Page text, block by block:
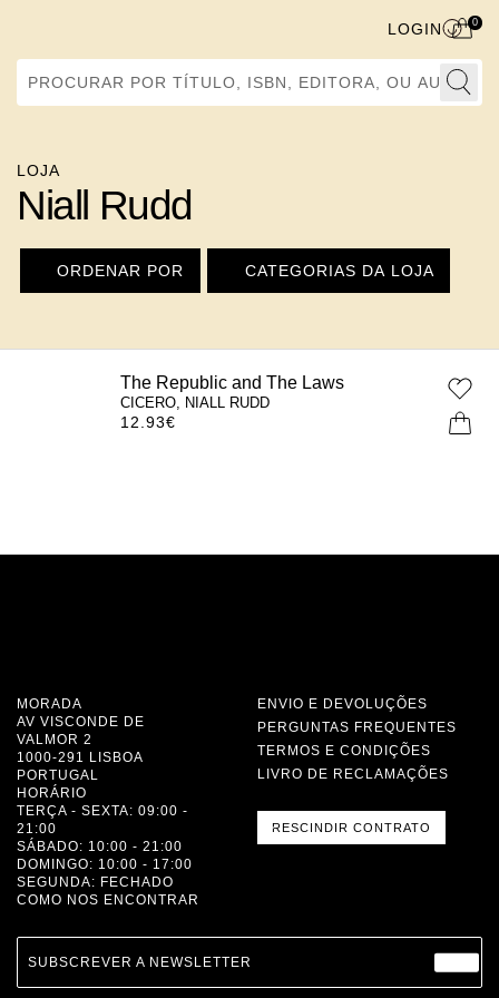
Procurar por Título, ISBN, Editora, ou Autor
LOGIN 0
LOJA
Niall Rudd
ORDENAR POR CATEGORIAS DA LOJA
The Republic and The Laws
CICERO, NIALL RUDD
12.93€
MORADA
AV VISCONDE DE
VALMOR 2
1000-291 LISBOA
PORTUGAL
HORÁRIO
TERÇA - SEXTA: 09:00 -
21:00
SÁBADO: 10:00 - 21:00
DOMINGO: 10:00 - 17:00
SEGUNDA: FECHADO
COMO NOS ENCONTRAR
ENVIO E DEVOLUÇÕES
PERGUNTAS FREQUENTES
TERMOS E CONDIÇÕES
LIVRO DE RECLAMAÇÕES
RESCINDIR CONTRATO
SUBSCREVER A NEWSLETTER